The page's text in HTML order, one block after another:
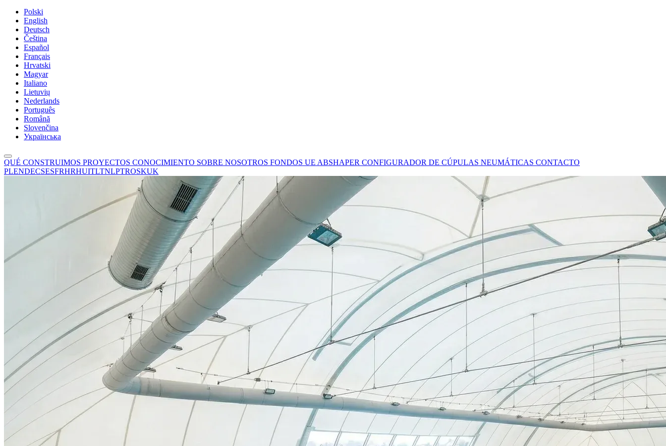
Polski
English
Deutsch
Čeština
Español
Français
Hrvatski
Magyar
Italiano
Lietuvių
Nederlands
Português
Română
Slovenčina
Українська
QUÉ CONSTRUIMOS PROYECTOS CONOCIMIENTO SOBRE NOSOTROS FONDOS UE ABSHAPER CONFIGURADOR DE CÚPULAS NEUMÁTICAS CONTACTO
PLENDECSESFRHRHUITLTNLPTROSKUK